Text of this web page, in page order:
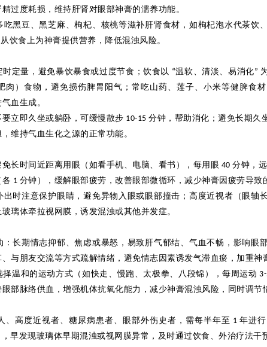
过度耗损，维持肝肾对眼部神膏的濡养功能。
黑豆、黑芝麻、枸杞、核桃等滋补肝肾食材，如枸杞泡水代茶饮
饮食上为神膏提供营养，降低混浊风险。
定量，避免暴饮暴食或过度节食；饮食以 “温软、清淡、易消化”
肉）食物，避免损伤脾胃阳气；常吃山药、莲子、小米等健脾食
血生成。
立即久坐或躺卧，可缓慢散步 10-15 分钟，帮助消化；避免长期久
维持气血生化之源的正常功能。
长时间近距离用眼（如看手机、电脑、看书），每用眼 40 分钟，
各 1 分钟），缓解眼部疲劳，改善眼部微循环，减少神膏因疲劳导致
时注意保护眼睛，避免异物入眼或眼部撞击；高度近视者（眼轴
璃体牵拉视网膜，诱发混浊或其他并发症。
长期情志抑郁、焦虑或暴怒，易致肝气郁结、气血不畅，影响眼
与朋友交流等方式疏解情绪，避免情志因素诱发气滞血瘀，加重神
温和的运动方式（如快走、慢跑、太极拳、八段锦），每周运动
部脉络供血，增强机体抗氧化能力，减少神膏混浊风险，同时调节
、高度近视者、糖尿病患者、眼部外伤史者，需每半年至 1年进行
，早发现玻璃体早期混浊或视网膜异常，及时通过饮食、外治疗法干